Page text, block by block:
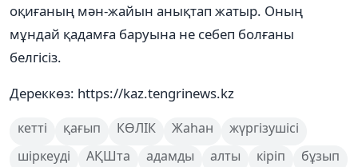
оқиғаның мән-жайын анықтап жатыр. Оның
мұндай қадамға баруына не себеп болғаны
белгісіз.
Дереккөз: https://kaz.tengrinews.kz
кетті қағып КӨЛІК Жаһан
жүргізушісі
шіркеуді
АҚШта адамды алты кіріп бұзып